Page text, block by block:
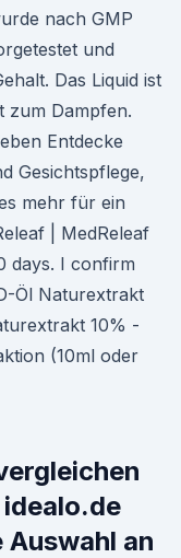
nach GMP
und
Das Liquid ist
zum Dampfen.
Entdecke
Gesichtspflege,
mehr für ein
| MedReleaf
days. I confirm
Öl Naturextrakt
10% -
(10ml oder
an